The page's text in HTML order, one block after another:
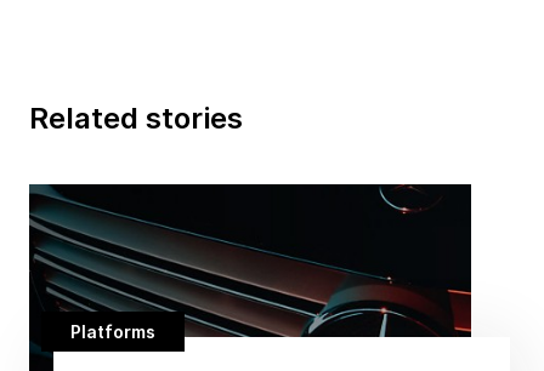
Related stories
Platforms